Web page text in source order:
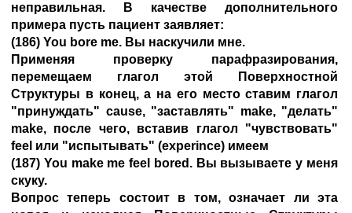
неправильная. В качестве дополнительного
примера пусть пациент заявляет:
(186) You bore me. Вы наскучили мне.
Применяя проверку парафразирования,
перемещаем глагол этой Поверхностной
Структуры в конец, а на его место ставим глагол
"принуждать" cause, "заставлять" make, "делать"
make, после чего, вставив глагол "чувствовать"
feel или "испытывать" (experince) имеем
(187) You make me feel bored. Вы вызываете у меня
скуку.
Вопрос теперь состоит в том, означает ли эта